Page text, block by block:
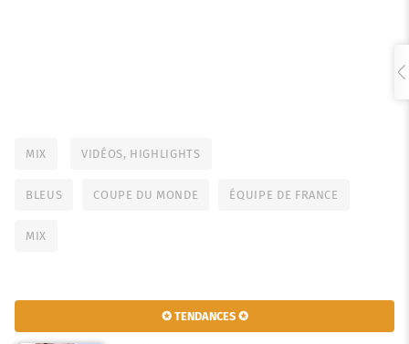
MIX VIDÉOS, HIGHLIGHTS
BLEUS COUPE DU MONDE ÉQUIPE DE FRANCE
MIX
✪ TENDANCES ✪